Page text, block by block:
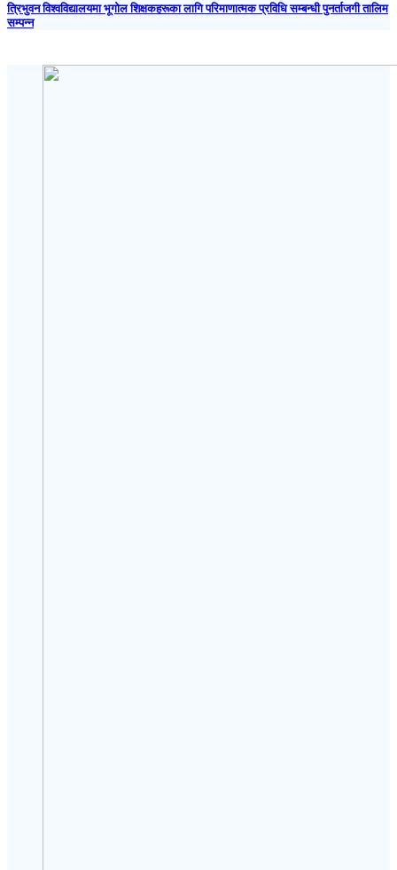
त्रिभुवन विश्वविद्यालयमा भूगोल शिक्षकहरूका लागि परिमाणात्मक प्रविधि सम्बन्धी पुनर्ताजगी तालिम
सम्पन्न